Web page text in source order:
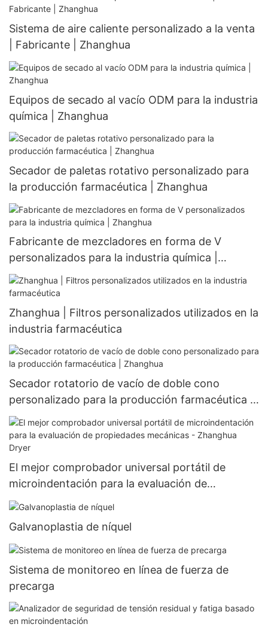
Sistema de aire caliente personalizado a la venta
| Fabricante | Zhanghua
Equipos de secado al vacío ODM para la industria
química | Zhanghua
Secador de paletas rotativo personalizado para
la producción farmacéutica | Zhanghua
Fabricante de mezcladores en forma de V
personalizados para la industria química |
Zhanghua
Zhanghua | Filtros personalizados utilizados en la
industria farmacéutica
Secador rotatorio de vacío de doble cono
personalizado para la producción farmacéutica |
Zhanghua
El mejor comprobador universal portátil de
microindentación para la evaluación de
propiedades mecánicas - Zhanghua Dryer
Galvanoplastia de níquel
Sistema de monitoreo en línea de fuerza de
precarga